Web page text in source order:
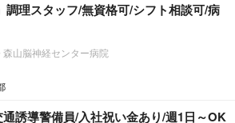
調理スタッフ/無資格可/シフト相談可/病
山脳神経センター病院
誘導警備員/入社祝い金あり/週1日～OK